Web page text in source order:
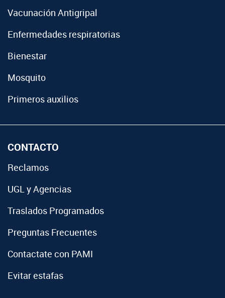
Vacunación Antigripal
Enfermedades respiratorias
Bienestar
Mosquito
Primeros auxilios
CONTACTO
Reclamos
UGL y Agencias
Traslados Programados
Preguntas Frecuentes
Contactate con PAMI
Evitar estafas